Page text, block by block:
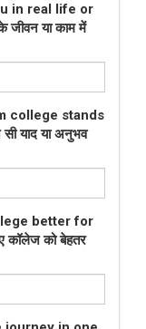
in real life or
जीवन या काम में
college stands
याद या अनुभव
better for
कॉलेज को बेहतर